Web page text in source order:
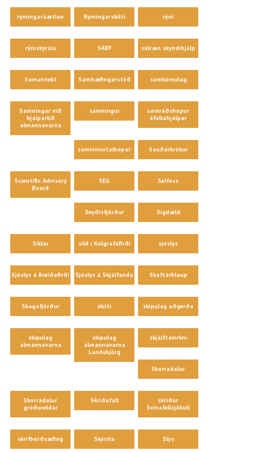
rýmingaráætlun Rýmingarskilti rýni
rýniskýrsla SÁBF sálræn skyndihjálp
Samantekt Samhæfingarstöð samkomulag
Samningar við
hjálparlið
almannavarna
samningur
samráðshópur
áfallahjálpar
samvinnutalhópar Sauðárkrókur
Scientific Advisory
Board
SEG Selfoss
Seyðisfjörður Sigdæld
Síklar síld í Kolgrafafirði sjóslys
Sjóslys á Breiðafirði Sjóslys á Skjálfanda Skaftárhlaup
Skagafjörður skilti skipulag aðgerða
skipulag
almannavarna
skipulag
almannavarna
Landsbjörg
skjálftavirkni
Skorradalur
Skorradalur
gróðureldar
Skriðufall
skriður
Svínafellsjökull
skrifborðsæfing Skýrsla Slys